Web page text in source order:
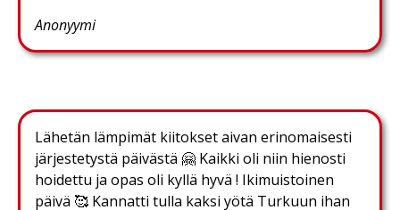
Anonyymi
Lähetän lämpimät kiitokset aivan erinomaisesti
järjestetystä päivästä 🤗 Kaikki oli niin hienosti
hoidettu ja opas oli kyllä hyvä ! Ikimuistoinen
päivä 🥰 Kannatti tulla kaksi yötä Turkuun ihan